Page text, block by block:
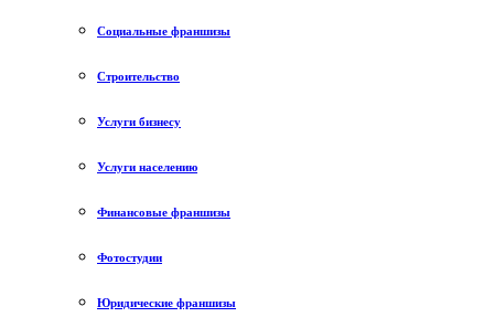
Социальные франшизы
Строительство
Услуги бизнесу
Услуги населению
Финансовые франшизы
Фотостудии
Юридические франшизы